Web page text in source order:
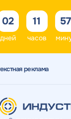
02
дней
11
часов
57
реклама